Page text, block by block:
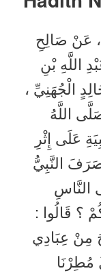
عَنْ صَالِحِ
اللَّهِ بْنِ
الْجُهَنِيِّ ،
اللَّهُ
عَلَى إِثْرِ
النَّبِيُّ
النَّاسِ
؟ قَالُوا :
مِنْ عِبَادِي
مُطِرْنَا